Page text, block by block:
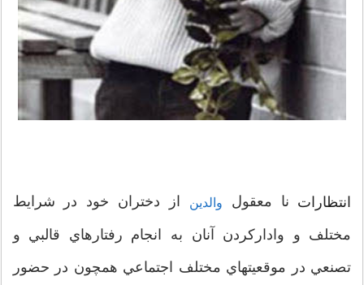
انتظارات نا معقول والدين از دختران خود در شرايط
مختلف و وادارکردن آنان به انجام رفتارهاي قالبي و
تصنعي در موقعيتهاي مختلف اجتماعي همچون در حضور